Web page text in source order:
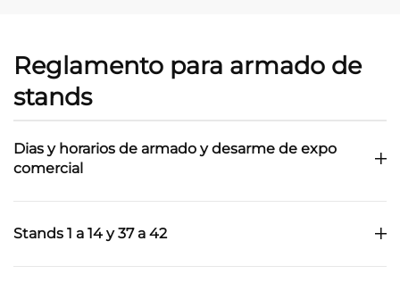
Reglamento para armado de
stands
Dias y horarios de armado y desarme de expo
comercial
Stands 1 a 14 y 37 a 42